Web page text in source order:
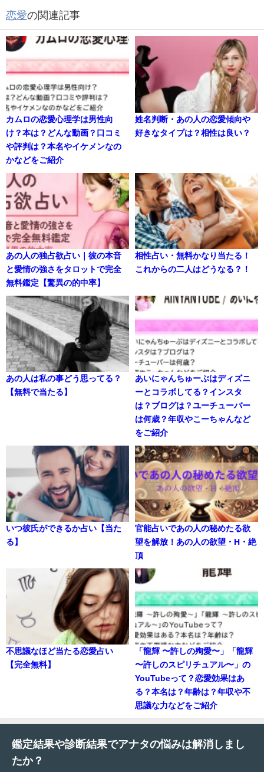
恋愛の関連記事
カムロの恋愛心理学は男性向
け？本は？どんな動画？口コミ
や評判は？本名やイケメンなの
かなどをご紹介
姓名判断・あの人の恋愛傾向や
好きなタイプは？相性は良い？
あの人の独占欲占い｜彼の本音
と愛情の強さをタロットで完全
無料鑑定【驚異の的中率】
相性占い・無料かなり当たる！
これからの二人はどうなる？！
あの人は私の事どう思ってる？
【無料で当たる】
あいにゃんちゅーぶはディズニ
ーとコラボしてる？インスタ
は？ブログは？ユーチューバー
は何歳？年収やこーちゃんなど
をご紹介
いつ彼氏ができるか占い【当た
る】
官能占いであの人の秘めたる欲
望を解放！あの人の欲望・H・絶
頂
不思議なほど当たる恋愛占い
【完全無料】
「龍輝 〜許しの殉愛〜」「龍輝
〜許しのスピリチュアル〜」の
YouTubeって？恋愛効果はあ
る？本名は？年齢は？年収や不
思議な力などをご紹介
鑑定結果や診断結果でアナタの悩みは解消しまし
たか？